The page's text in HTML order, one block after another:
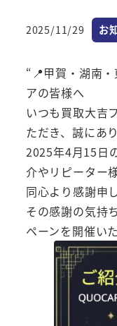
投稿日
2025/11/29 カ
お
“📍甲賀・湖南
アの皆様へ
いつも買取大吉
ただき、誠にあ
2025年4月15日
介やリピーター
同心より感謝申
その感謝の気持
ペーンを開催い